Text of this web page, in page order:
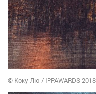
© Коку Лю / IPPAWARDS 2018